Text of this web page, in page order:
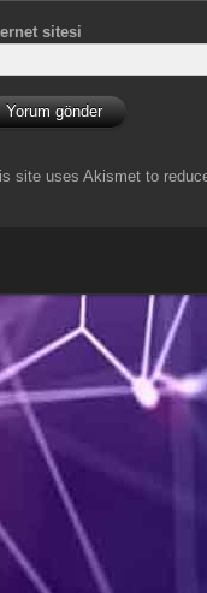
sitesi
site uses Akismet to